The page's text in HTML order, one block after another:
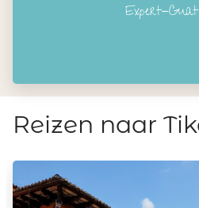
Expert-
Reizen naar